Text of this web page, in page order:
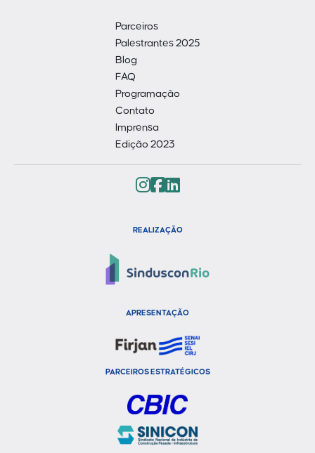
Parceiros
Palestrantes 2025
Blog
FAQ
Programação
Contato
Imprensa
Edição 2023
REALIZAÇÃO
APRESENTAÇÃO
PARCEIROS ESTRATÉGICOS